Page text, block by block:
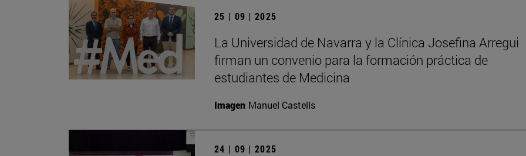
25 | 09 | 2025
La Universidad de Navarra y la Clínica Josefina Arregui
firman un convenio para la formación práctica de
estudiantes de Medicina
Imagen Manuel Castells
24 | 09 | 2025